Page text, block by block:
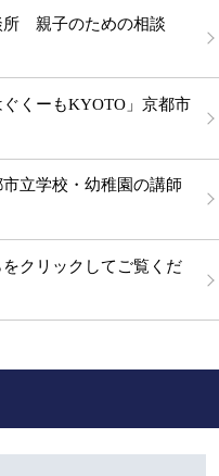
所 親子のための相談
くーもKYOTO」京都市
立学校・幼稚園の講師
クリックしてご覧くだ